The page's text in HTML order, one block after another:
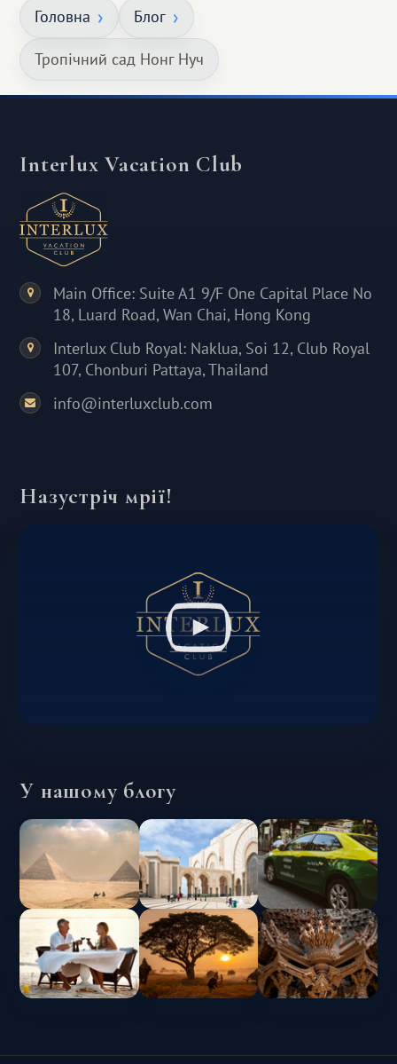
Головна Блог
Тропічний сад Нонг Нуч
Interlux Vacation Club
Main Office: Suite A1 9/F One Capital Place No
18, Luard Road, Wan Chai, Hong Kong
Interlux Club Royal: Naklua, Soi 12, Club Royal
107, Chonburi Pattaya, Thailand
info@interluxclub.com
Назустріч мрії!
У нашому блогу